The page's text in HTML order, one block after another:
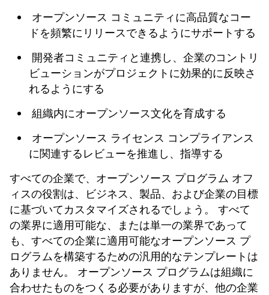
オープンソース コミュニティに高品質なコー
ドを頻繁にリリースできるようにサポートする
開発者コミュニティと連携し、企業のコントリ
ビューションがプロジェクトに効果的に反映さ
れるようにする
組織内にオープンソース文化を育成する
オープンソース ライセンス コンプライアンス
に関連するレビューを推進し、指導する
すべての企業で、オープンソース プログラム オフ
ィスの役割は、ビジネス、製品、および企業の目標
に基づいてカスタマイズされるでしょう。 すべて
の業界に適用可能な、または単一の業界であって
も、すべての企業に適用可能なオープンソース プ
ログラムを構築するための汎用的なテンプレートは
ありません。 オープンソース プログラムは組織に
合わせたものをつくる必要がありますが、他の企業